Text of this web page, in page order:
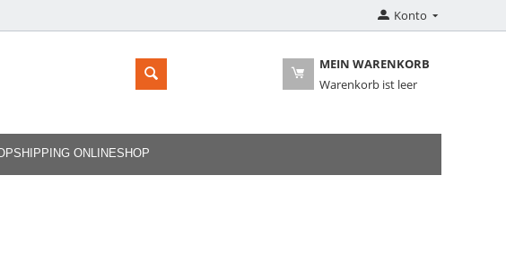
Konto
MEIN WARENKORB
Warenkorb ist leer
ONLINESHOP